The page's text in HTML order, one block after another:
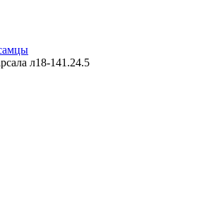
л18-141.24.5